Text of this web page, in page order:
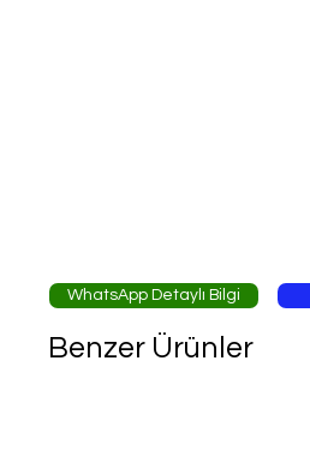
WhatsApp Detaylı Bilgi
Benzer Ürünler